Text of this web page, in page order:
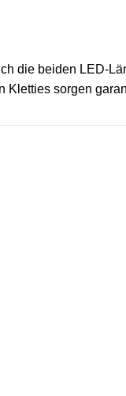
die beiden LED-
sorgen